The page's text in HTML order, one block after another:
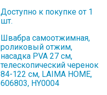
Доступно к покупке от 1
шт.
Швабра самоотжимная,
роликовый отжим,
насадка PVA 27 см,
телескопический черенок
84-122 см, LAIMA HOME,
606803, HY0004